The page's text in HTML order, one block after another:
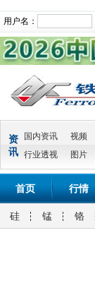
用户名：
资
讯
国内资讯 视频
行业透视
图片
首页 行情
硅 锰 铬